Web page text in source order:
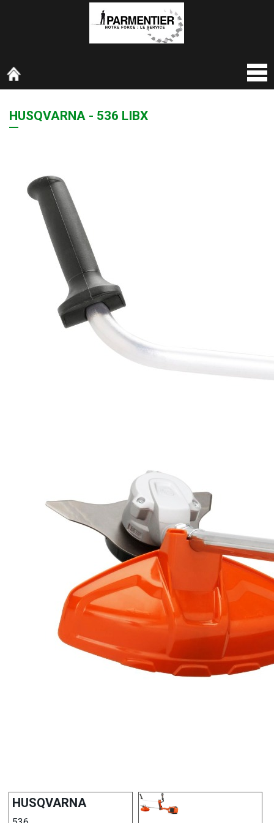
HUSQVARNA - 536 LIBX
HUSQVARNA